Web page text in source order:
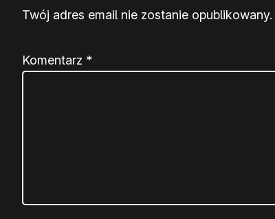
Twój adres email nie zostanie opublikowany.
Komentarz *